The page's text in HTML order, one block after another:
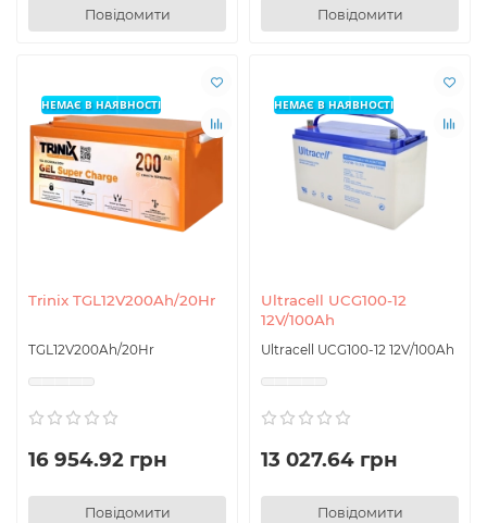
Повідомити Повідомити
Trinix TGL12V200Ah/20Hr
TGL12V200Ah/20Hr
НЕМАЄ В НАЯВНОСТІ
16 954.92 грн
Повідомити
Ultracell UCG100-12
12V/100Ah
Ultracell UCG100-12 12V/100Ah
НЕМАЄ В НАЯВНОСТІ
13 027.64 грн
Повідомити